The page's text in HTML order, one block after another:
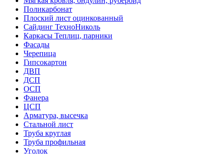
Поликарбонат
Плоский лист оцинкованный
Сайдинг ТехноНиколь
Каркасы Теплиц, парники
Фасады
Черепица
Гипсокартон
ДВП
ДСП
ОСП
Фанера
ЦСП
Арматура, высечка
Стальной лист
Труба круглая
Труба профильная
Уголок